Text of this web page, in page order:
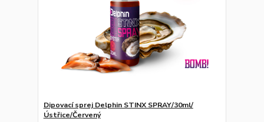
Dipovací sprej Delphin STINX SPRAY/30ml/
Ústřice/Červený